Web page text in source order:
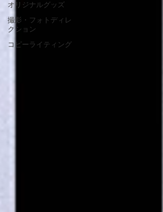
オリジナルグッズ
撮影・フォトディレ
クション
コピーライティング